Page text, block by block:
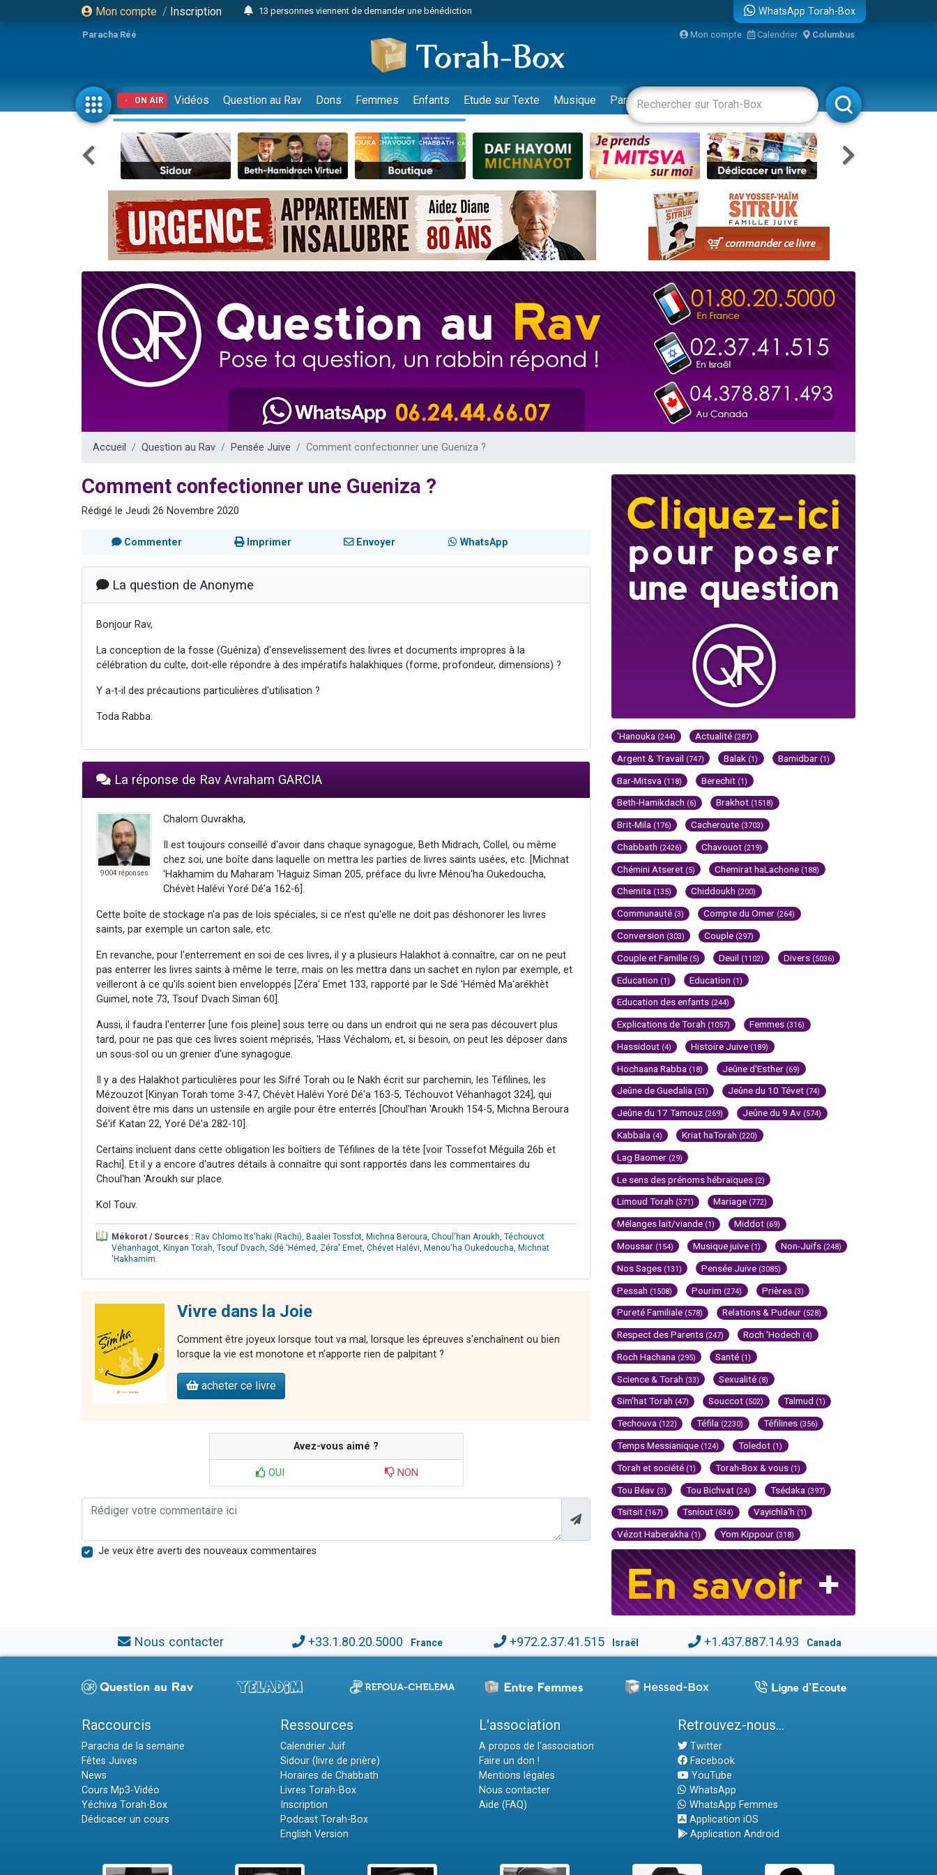
Mon compte / Inscription
13 personnes viennent de demander une bénédiction
12 nouvelles musiques dans Torah-Box Music
30 personnes viennent de faire un don pour Sauvez la jambe de Yohan
3 personnes viennent de nous rejoindre sur WhatsApp
2 personnes viennent de nous rejoindre sur WhatsApp
3 personnes viennent de nous rejoindre sur WhatsApp
2 nouvelles musiques dans Torah-Box Music
8 personnes viennent de faire un don pour Tsédaka : pauvres d'Israel
4 personnes viennent de faire un don pour Diane, 80 ans, dans un appartement insalubre
Nouvelle émission radio : Visions de grandeur n°104 : Le Chabbath et le Birkat Hamazone à travers le temps
61 personnes viennent de demander une bénédiction
Il reste 49 places pour étudier en groupe sur Zoom
Ariel vient de donner son Maasser
Nathaniel vient de donner son Maasser
6 personnes viennent de faire un don pour 5 enfants déjà orphelins risquent de perdre leur maman
10 personnes viennent de demander une bénédiction
Il reste 49 places pour étudier en groupe sur Zoom
2 personnes viennent de nous rejoindre sur WhatsApp
WhatsApp Torah-Box
Paracha Réé Mon compte Calendrier Columbus
ON AIR Vidéos Question au Rav Dons Femmes Enfants Etude sur Texte Musique Paracha Divertissements Livres Rabbanim
Accueil Question au Rav Pensée Juive Comment confectionner une Gueniza ?
Comment confectionner une Gueniza ?
Rédigé le Jeudi 26 Novembre 2020
Commenter Imprimer Envoyer WhatsApp
La question de Anonyme
Bonjour Rav,
La conception de la fosse (Guéniza) d'ensevelissement des livres et documents impropres à la
célébration du culte, doit-elle répondre à des impératifs halakhiques (forme, profondeur, dimensions) ?
Y a-t-il des précautions particulières d'utilisation ?
Toda Rabba.
La réponse de Rav Avraham GARCIA
9004 réponses
Chalom Ouvrakha,
Il est toujours conseillé d'avoir dans chaque synagogue, Beth Midrach, Collel, ou même
chez soi, une boîte dans laquelle on mettra les parties de livres saints usées, etc. [Michnat
'Hakhamim du Maharam 'Haguiz Siman 205, préface du livre Ménou'ha Oukedoucha,
Chévèt Halévi Yoré Dé'a 162-6].
Cette boîte de stockage n'a pas de lois spéciales, si ce n'est qu'elle ne doit pas déshonorer les livres
saints, par exemple un carton sale, etc.
En revanche, pour l'enterrement en soi de ces livres, il y a plusieurs Halakhot à connaître, car on ne peut
pas enterrer les livres saints à même le terre, mais on les mettra dans un sachet en nylon par exemple, et
veilleront à ce qu'ils soient bien enveloppés [Zéra' Emet 133, rapporté par le Sdé 'Hémèd Ma'arékhèt
Guimel, note 73, Tsouf Dvach Siman 60].
Aussi, il faudra l'enterrer [une fois pleine] sous terre ou dans un endroit qui ne sera pas découvert plus
tard, pour ne pas que ces livres soient méprisés, 'Hass Véchalom, et, si besoin, on peut les déposer dans
un sous-sol ou un grenier d'une synagogue.
Il y a des Halakhot particulières pour les Sifré Torah ou le Nakh écrit sur parchemin, les Téfilines, les
Mézouzot [Kinyan Torah tome 3-47, Chévèt Halévi Yoré Dé'a 163-5, Téchouvot Véhanhagot 324], qui
doivent être mis dans un ustensile en argile pour être enterrés [Choul'han 'Aroukh 154-5, Michna Beroura
Sé'if Katan 22, Yoré Dé'a 282-10].
Certains incluent dans cette obligation les boîtiers de Téfilines de la tête [voir Tossefot Méguila 26b et
Rachi]. Et il y a encore d'autres détails à connaître qui sont rapportés dans les commentaires du
Choul'han 'Aroukh sur place.
Kol Touv.
Mékorot / Sources : Rav Chlomo Its'haki (Rachi) Baalei Tossfot Michna Beroura Choul'han Aroukh Téchouvot
Véhanhagot Kinyan Torah Tsouf Dvach Sdé 'Hémed Zéra' Emet Chévet Halévi Menou'ha Oukedoucha Michnat
'Hakhamim
Vivre dans la Joie
Comment être joyeux lorsque tout va mal, lorsque les épreuves s'enchaînent ou bien
lorsque la vie est monotone et n’apporte rien de palpitant ?
acheter ce livre
Avez-vous aimé ?
OUI NON
Je veux être averti des nouveaux commentaires
'Hanouka (244) Actualité (287)
Argent & Travail (747) Balak (1) Bamidbar (1)
Bar-Mitsva (118) Berechit (1)
Beth-Hamikdach (6) Brakhot (1518)
Brit-Mila (176) Cacheroute (3703)
Chabbath (2426) Chavouot (219)
Chémini Atseret (5) Chemirat haLachone (188)
Chemita (135) Chiddoukh (200)
Communauté (3) Compte du Omer (264)
Conversion (303) Couple (297)
Couple et Famille (5) Deuil (1102) Divers (5036)
Education (1) Education (1)
Education des enfants (244)
Explications de Torah (1057) Femmes (316)
Hassidout (4) Histoire Juive (189)
Hochaana Rabba (18) Jeûne d'Esther (69)
Jeûne de Guedalia (51) Jeûne du 10 Tévet (74)
Jeûne du 17 Tamouz (269) Jeûne du 9 Av (574)
Kabbala (4) Kriat haTorah (220)
Lag Baomer (29)
Le sens des prénoms hébraïques (2)
Limoud Torah (371) Mariage (772)
Mélanges lait/viande (1) Middot (69)
Moussar (154) Musique juive (1) Non-Juifs (248)
Nos Sages (131) Pensée Juive (3085)
Pessah (1508) Pourim (274) Prières (3)
Pureté Familiale (578) Relations & Pudeur (528)
Respect des Parents (247) Roch 'Hodech (4)
Roch Hachana (295) Santé (1)
Science & Torah (33) Sexualité (8)
Sim'hat Torah (47) Souccot (502) Talmud (1)
Techouva (122) Téfila (2230) Téfilines (356)
Temps Messianique (124) Toledot (1)
Torah et société (1) Torah-Box & vous (1)
Tou Béav (3) Tou Bichvat (24) Tsédaka (397)
Tsitsit (167) Tsniout (634) Vayichla'h (1)
Vézot Haberakha (1) Yom Kippour (318)
Nous contacter +33.1.80.20.5000 France +972.2.37.41.515 Israël +1.437.887.14.93 Canada
Raccourcis
Paracha de la semaine
Fêtes Juives
News
Cours Mp3-Vidéo
Yéchiva Torah-Box
Dédicacer un cours
Ressources
Calendrier Juif
Sidour (livre de prière)
Horaires de Chabbath
Livres Torah-Box
Inscription
Podcast Torah-Box
English Version
L'association
A propos de l'association
Faire un don !
Mentions légales
Nous contacter
Aide (FAQ)
Retrouvez-nous...
Twitter
Facebook
YouTube
WhatsApp
WhatsApp Femmes
Application iOS
Application Android